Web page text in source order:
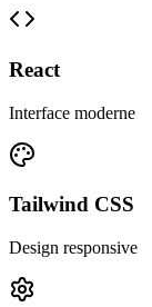
React
Interface moderne
Tailwind CSS
Design responsive